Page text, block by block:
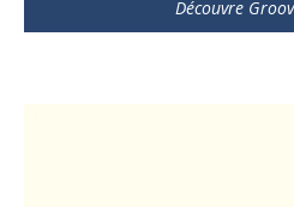
Découvre